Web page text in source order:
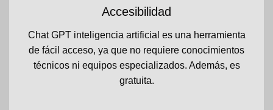
Accesibilidad
Chat GPT inteligencia artificial es una herramienta
de fácil acceso, ya que no requiere conocimientos
técnicos ni equipos especializados. Además, es
gratuita.